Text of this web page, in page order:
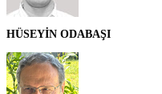
HÜSEYİN ODABAŞI